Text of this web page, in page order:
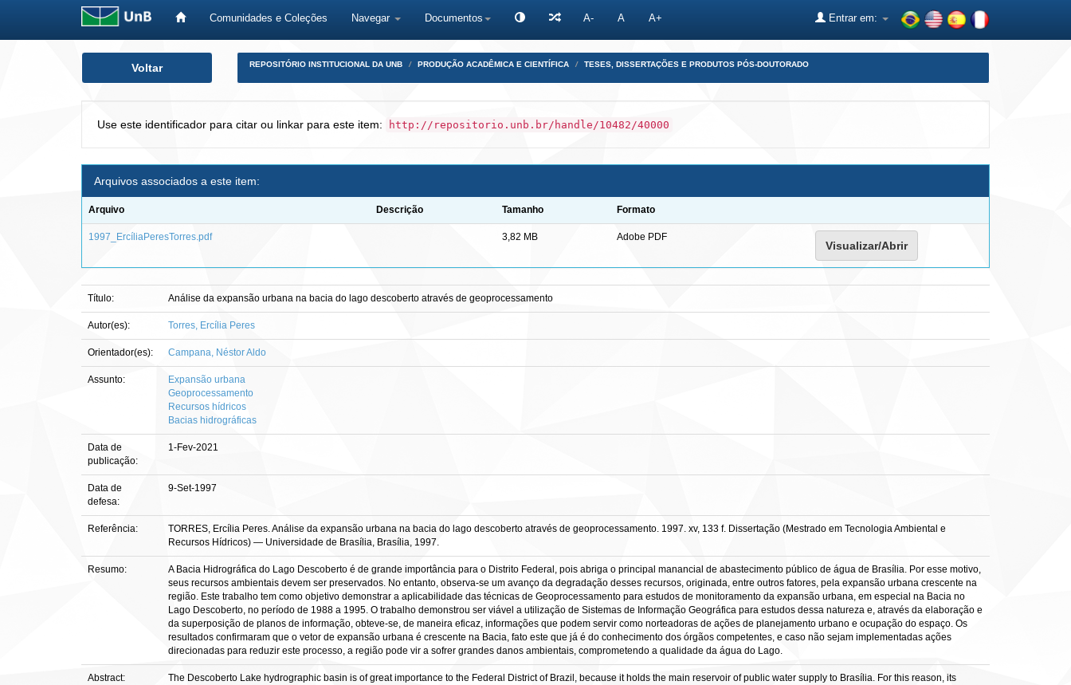
Comunidades e Coleções Navegar Documentos A- A A+ Entrar em:
Voltar REPOSITÓRIO INSTITUCIONAL DA UNB PRODUÇÃO ACADÊMICA E CIENTÍFICA TESES, DISSERTAÇÕES E PRODUTOS PÓS-DOUTORADO
Use este identificador para citar ou linkar para este item: http://repositorio.unb.br/handle/10482/40000
Arquivos associados a este item:
Arquivo Descrição Tamanho Formato
1997_ErcíliaPeresTorres.pdf 3,82 MB Adobe PDF
Visualizar/Abrir
Título: Análise da expansão urbana na bacia do lago descoberto através de geoprocessamento
Autor(es): Torres, Ercília Peres
Orientador(es): Campana, Néstor Aldo
Assunto:
Expansão urbana
Geoprocessamento
Recursos hídricos
Bacias hidrográficas
Data de
publicação:
1-Fev-2021
Data de
defesa:
9-Set-1997
Referência:
TORRES, Ercília Peres. Análise da expansão urbana na bacia do lago descoberto através de geoprocessamento. 1997. xv, 133 f. Dissertação (Mestrado em Tecnologia Ambiental e
Recursos Hídricos) — Universidade de Brasília, Brasília, 1997.
Resumo:
A Bacia Hidrográfica do Lago Descoberto é de grande importância para o Distrito Federal, pois abriga o principal manancial de abastecimento público de água de Brasília. Por esse motivo,
seus recursos ambientais devem ser preservados. No entanto, observa-se um avanço da degradação desses recursos, originada, entre outros fatores, pela expansão urbana crescente na
região. Este trabalho tem como objetivo demonstrar a aplicabilidade das técnicas de Geoprocessamento para estudos de monitoramento da expansão urbana, em especial na Bacia no
Lago Descoberto, no período de 1988 a 1995. O trabalho demonstrou ser viável a utilização de Sistemas de Informação Geográfica para estudos dessa natureza e, através da elaboração e
da superposição de planos de informação, obteve-se, de maneira eficaz, informações que podem servir como norteadoras de ações de planejamento urbano e ocupação do espaço. Os
resultados confirmaram que o vetor de expansão urbana é crescente na Bacia, fato este que já é do conhecimento dos órgãos competentes, e caso não sejam implementadas ações
direcionadas para reduzir este processo, a região pode vir a sofrer grandes danos ambientais, comprometendo a qualidade da água do Lago.
Abstract:
The Descoberto Lake hydrographic basin is of great importance to the Federal District of Brazil, because it holds the main reservoir of public water supply to Brasília. For this reason, its